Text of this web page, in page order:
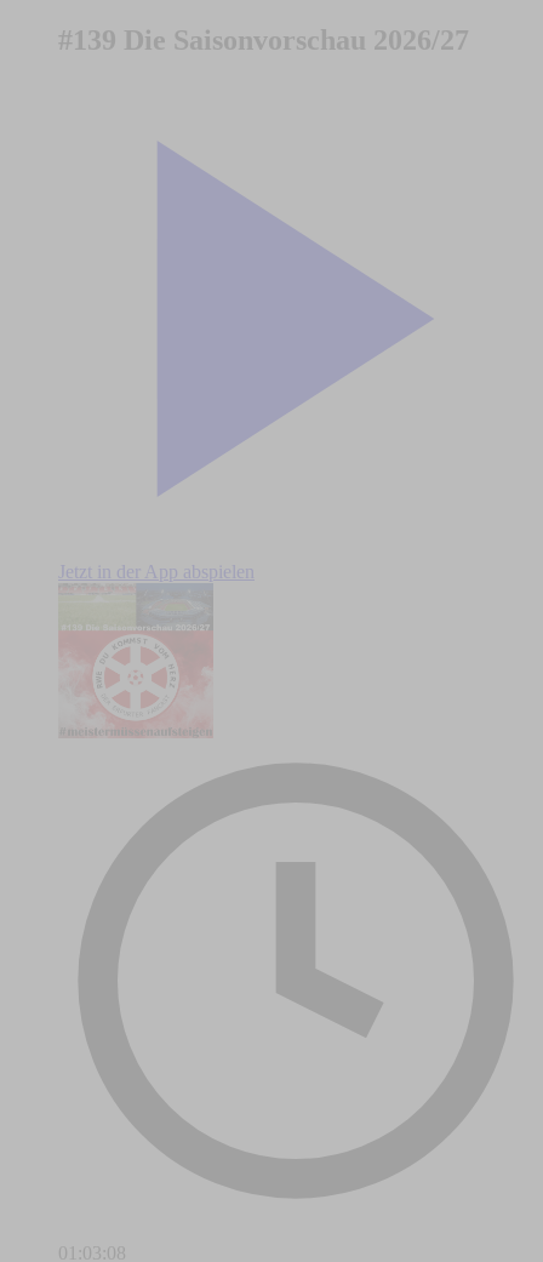
#139 Die Saisonvorschau 2026/27
Jetzt in der App abspielen
01:03:08